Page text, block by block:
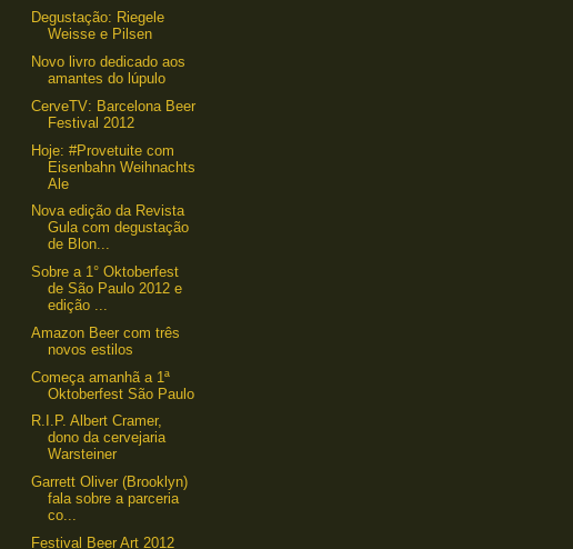
Degustação: Riegele
Weisse e Pilsen
Novo livro dedicado aos
amantes do lúpulo
CerveTV: Barcelona Beer
Festival 2012
Hoje: #Provetuite com
Eisenbahn Weihnachts
Ale
Nova edição da Revista
Gula com degustação
de Blon...
Sobre a 1° Oktoberfest
de São Paulo 2012 e
edição ...
Amazon Beer com três
novos estilos
Começa amanhã a 1ª
Oktoberfest São Paulo
R.I.P. Albert Cramer,
dono da cervejaria
Warsteiner
Garrett Oliver (Brooklyn)
fala sobre a parceria
co...
Festival Beer Art 2012